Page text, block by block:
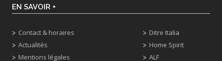
EN SAVOIR +
Contact & horaires
Actualités
Mentions légales
Ditre Italia
Home Spirit
ALF